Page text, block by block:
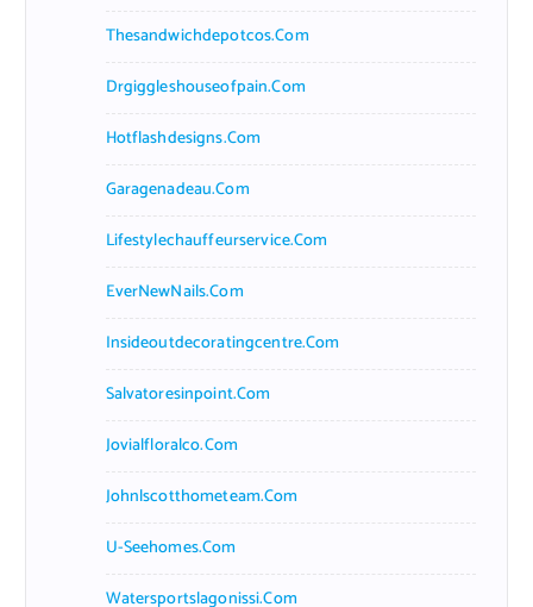
Thesandwichdepotcos.com
Drgiggleshouseofpain.com
Hotflashdesigns.com
Garagenadeau.com
Lifestylechauffeurservice.com
EverNewNails.com
Insideoutdecoratingcentre.com
Salvatoresinpoint.com
Jovialfloralco.com
Johnlscotthometeam.com
U-Seehomes.com
Watersportslagonissi.com